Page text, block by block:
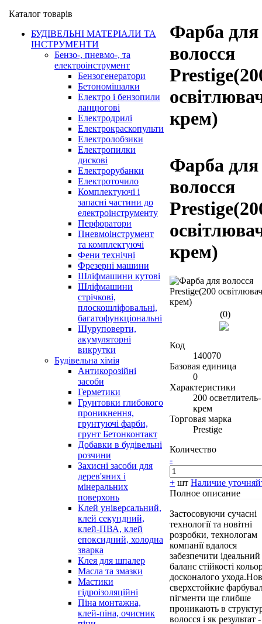
Каталог товарів
БУДІВЕЛЬНІ МАТЕРІАЛИ ТА
ІНСТРУМЕНТИ
Бензо-, пневмо-, та
електроінструмент
Бензогенератори
Бетономішалки
Електро і бензопили
ланцюгові
Електродрилі
Електрокраскопульти
Електролобзики
Електропилки
дискові
Електрорубанки
Електроточило
Комплектуючі і
запасні частини до
електроінструменту
Перфоратори
Пневмоінструмент
та комплектуючі
Фени технічні
Фрезерні машини
Шліфмашини кутові
Шліфмашини
стрічкові,
плоскошліфовальні,
багатофункціональні
Шуруповерти,
акумуляторні
викрутки
Будівельна хімія
Антикорозійні
засоби
Герметики
Грунтовки глибокого
проникнення,
грунтуючі фарби,
грунт Бетонконтакт
Добавки в будівельні
розчини
Захисні засоби для
дерев'яних і
мінеральних
поверхонь
Клей універсальний,
клей секундний,
клей-ПВА, клей
епоксидний, холодна
зварка
Клея для шпалер
Масла та змазки
Мастики
гідроізоляційні
Піна монтажна,
клей-піна, очисник
Фарба для
волосся
крем)
Фарба для
волосся
крем)
(0)
Код
140070
Базовая единица
0
Характеристики
200 осветлитель-
крем
Торговая марка
Prestige
Количество
-
+ шт Наличие
Полное описание
Застосовуючи сучасні
технології та новітні
розробки, технологам
компанії вдалося
забезпечити ідеальний
баланс стійкості
досконалого
сверхстойкие
пігменти ще глибше
проникають в
волосся і як результат